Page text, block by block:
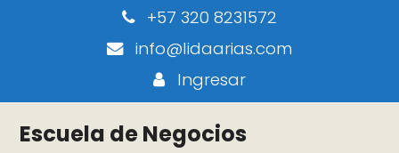
+57 320 8231572
info@lidaarias.com
Ingresar
Escuela de Negocios